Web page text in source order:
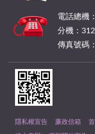
電話總機
分機：
傳真號碼
隱私權宣告 廉政信箱